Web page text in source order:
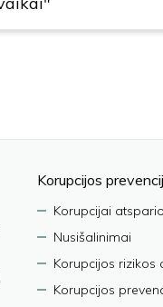
Korupcijos
Korupcijai
Nusišalinimai
Korupcijos rizikos
Korupcijos